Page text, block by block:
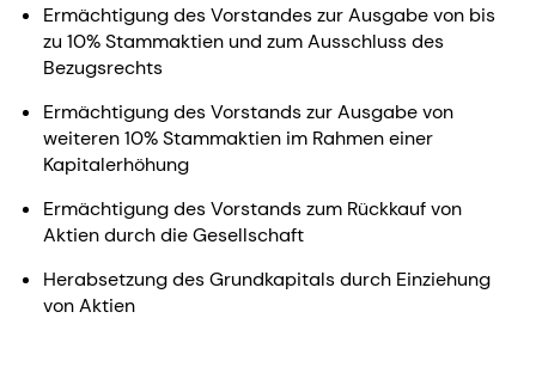
Ermächtigung des Vorstandes zur Ausgabe von bis
zu 10% Stammaktien und zum Ausschluss des
Bezugsrechts
Ermächtigung des Vorstands zur Ausgabe von
weiteren 10% Stammaktien im Rahmen einer
Kapitalerhöhung
Ermächtigung des Vorstands zum Rückkauf von
Aktien durch die Gesellschaft
Herabsetzung des Grundkapitals durch Einziehung
von Aktien